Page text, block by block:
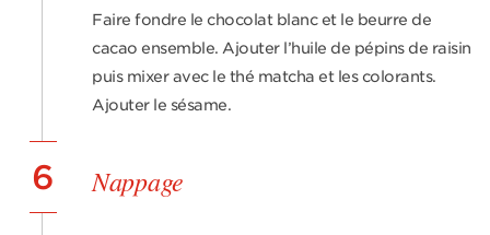
Faire fondre le chocolat blanc et le beurre de
cacao ensemble. Ajouter l’huile de pépins de raisin
puis mixer avec le thé matcha et les colorants.
Ajouter le sésame.
6 Nappage